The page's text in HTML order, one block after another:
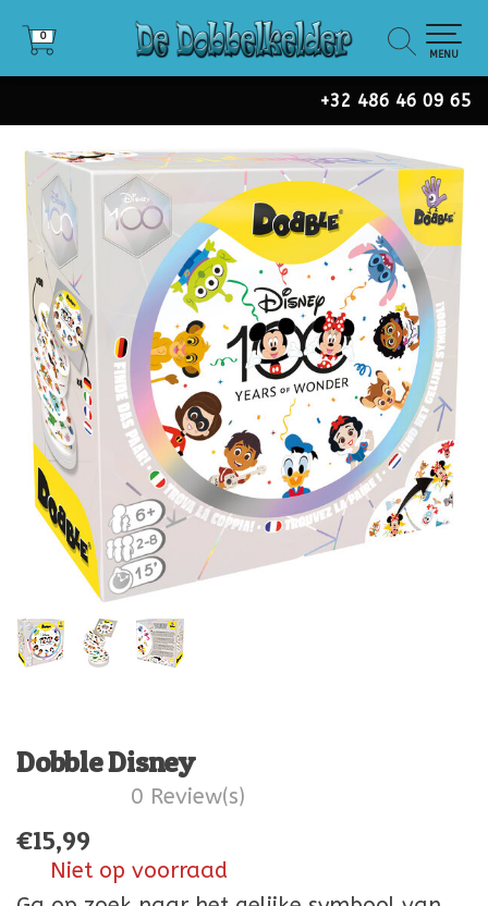
+32 486 46 09 65
0
0
MENU
Dobble Disney
0 Review(s)
€15,99
Niet op voorraad